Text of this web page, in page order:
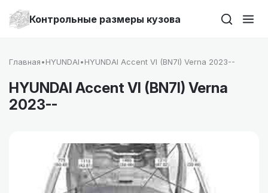
Контрольные размеры кузова
Главная•HYUNDAI•HYUNDAI Accent VI (BN7I) Verna 2023--
HYUNDAI Accent VI (BN7I) Verna
2023--